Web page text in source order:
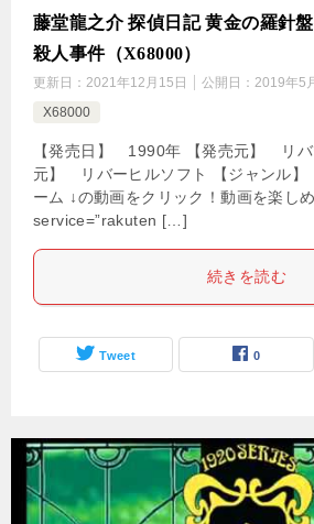
藤堂龍之介 探偵日記 黄金の羅針
殺人事件（X68000）
更新日： 2021年12月15日 公開日： 2019年5
X68000
【発売日】 1990年 【発売元】 リバ
元】 リバーヒルソフト 【ジャンル
ーム ↓の動画をクリック！動画を楽し
service=”rakuten […]
続きを読む
Tweet 0